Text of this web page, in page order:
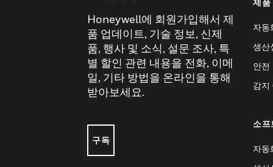
Honeywell에 회원가입해서 제
품 업데이트, 기술 정보, 신제
품, 행사 및 소식, 설문 조사, 특
별 할인 관련 내용을 전화, 이메
일, 기타 방법을 온라인을 통해
받아보세요.
구독
제품
자동
생산
안전
감지
소프
자동